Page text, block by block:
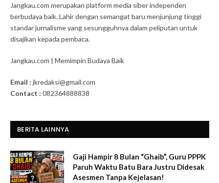
Jangkau.com merupakan platform media siber independen
berbudaya baik. Lahir dengan semangat baru menjunjung tinggi
standar jurnalisme yang sesungguhnya dalam peliputan untuk
disajikan kepada pembaca.
Jangkau.com | Memimpin Budaya Baik
Email : jkredaksi@gmail.com
Contact : 082364888838
BERITA LAINNYA
Gaji Hampir 8 Bulan “Ghaib”, Guru PPPK
Paruh Waktu Batu Bara Justru Didesak
Asesmen Tanpa Kejelasan!